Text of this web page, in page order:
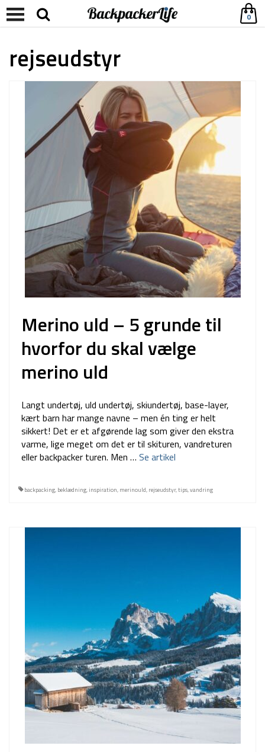
0
rejseudstyr
Merino uld – 5 grunde til
hvorfor du skal vælge
merino uld
Langt undertøj, uld undertøj, skiundertøj, base-layer,
kært barn har mange navne – men én ting er helt
sikkert! Det er et afgørende lag som giver den ekstra
varme, lige meget om det er til skituren, vandreturen
eller backpacker turen. Men … Se artikel
backpacking, beklædning, inspiration, merinould, rejseudstyr,tips,vandring